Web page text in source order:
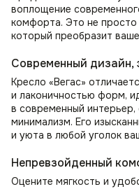
воплощение
комфорта. Это не просто
который преобразит
Современный дизайн,
Кресло «Вегас»
и лаконичностью форм,
в современный интерьер,
минимализм. Его
и уюта в любой уголок
Непревзойденный
Оцените мягкость и